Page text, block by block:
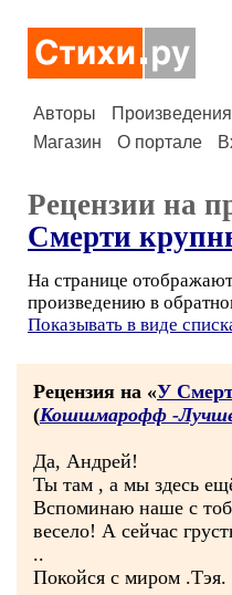
Авторы Произведения
Магазин
О портале
Рецензии на
Смерти
На странице
произведению в
Показывать в виде
Рецензия на «У
(Кошшмарофф -
Да, Андрей!
Ты там , а мы здесь
Вспоминаю наше с
весело! А сейчас
..
Покойся с миром .Тэя.